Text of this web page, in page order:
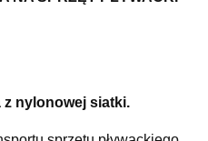
z nylonowej siatki.